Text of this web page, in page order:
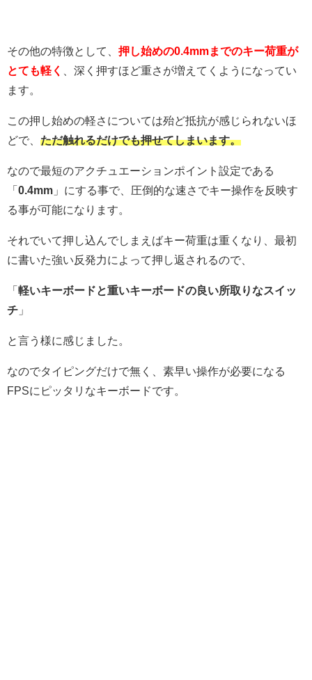
その他の特徴として、 押し始めの0.4mmまでのキー荷重が
とても軽く
、深く押すほど重さが増えてくようになってい
ます。
この押し始めの軽さについては殆ど抵抗が感じられないほ
どで、 ただ触れるだけでも押せてしまいます。
なので最短のアクチュエーションポイント設定である
「 0.4mm 」にする事で、圧倒的な速さでキー操作を反映す
る事が可能になります。
それでいて押し込んでしまえばキー荷重は重くなり、最初
に書いた強い反発力によって押し返されるので、
「 軽いキーボードと重いキーボードの良い所取りなスイッ
チ 」
と言う様に感じました。
なのでタイピングだけで無く、素早い操作が必要になる
FPSにピッタリなキーボードです。